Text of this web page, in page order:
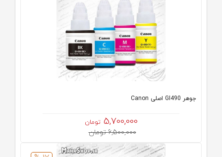
جوهر GI490 اصلی Canon
5,700,000 تومان
6,500,000 تومان